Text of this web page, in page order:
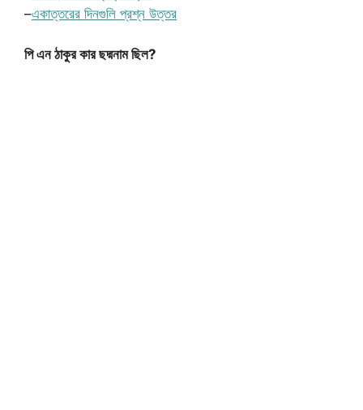
–একাত্তরের দিনগুলি প্রশ্ন উত্তর
পি এন ঠাকুর কার ছদ্মনাম ছিল?